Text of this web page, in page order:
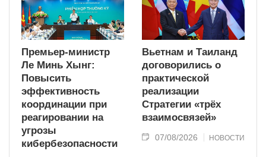
Премьер-министр
Ле Минь Хынг:
Повысить
эффективность
координации при
реагировании на
угрозы
кибербезопасности
Вьетнам и Таиланд
договорились о
практической
реализации
Стратегии «трёх
взаимосвязей»
07/08/2026 НОВОСТИ